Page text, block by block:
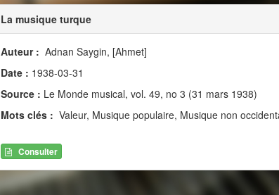
La musique turque
Auteur : Adnan Saygin, [Ahmet]
Date : 1938-03-31
Source : Le Monde musical, vol. 49, no 3 (31 mars 1938)
Mots clés : Valeur, Musique populaire, Musique non
Consulter